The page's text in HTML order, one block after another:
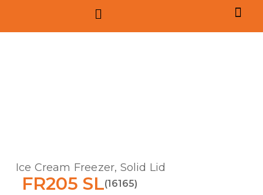
Ice Cream Freezer, Solid Lid
FR205 SL(16165)